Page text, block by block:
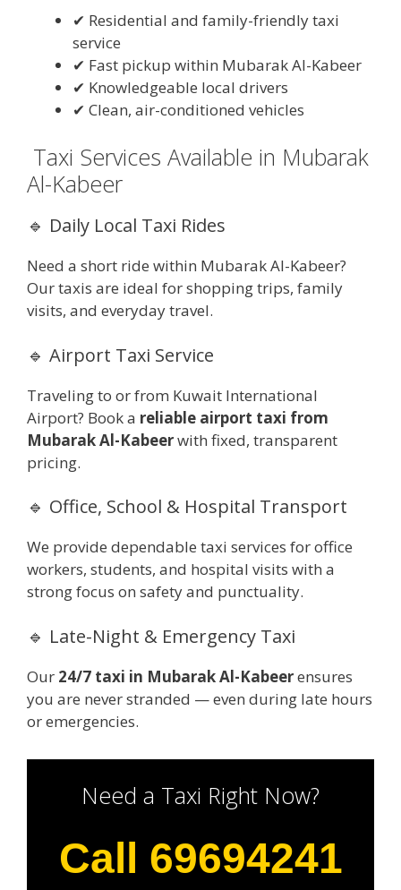
✔ Residential and family-friendly taxi
service
✔ Fast pickup within Mubarak Al-Kabeer
✔ Knowledgeable local drivers
✔ Clean, air-conditioned vehicles
Taxi Services Available in Mubarak
Al-Kabeer
🔹 Daily Local Taxi Rides
Need a short ride within Mubarak Al-Kabeer?
Our taxis are ideal for shopping trips, family
visits, and everyday travel.
🔹 Airport Taxi Service
Traveling to or from Kuwait International
Airport? Book a reliable airport taxi from
Mubarak Al-Kabeerwith fixed, transparent
pricing.
🔹 Office, School & Hospital Transport
We provide dependable taxi services for office
workers, students, and hospital visits with a
strong focus on safety and punctuality.
🔹 Late-Night & Emergency Taxi
Our 24/7 taxi in Mubarak Al-Kabeerensures
you are never stranded — even during late hours
or emergencies.
Need a Taxi Right Now?
Call 69694241